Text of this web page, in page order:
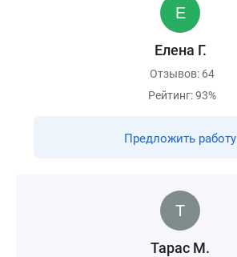
Елена Г.
Отзывов: 64
Рейтинг: 93%
Предложить работу
Тарас М.